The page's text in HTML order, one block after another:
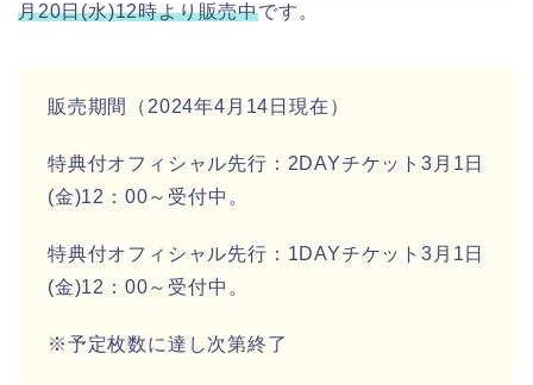
月20日(水)12時より販売中です。
販売期間（2024年4月14日現在）
特典付オフィシャル先行：2DAYチケット3月1日
(金)12：00～受付中。
特典付オフィシャル先行：1DAYチケット3月1日
(金)12：00～受付中。
※予定枚数に達し次第終了